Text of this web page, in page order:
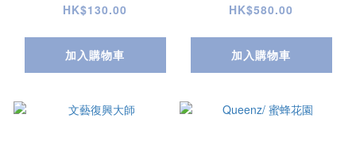
HK$130.00
加入購物車
HK$580.00
加入購物車